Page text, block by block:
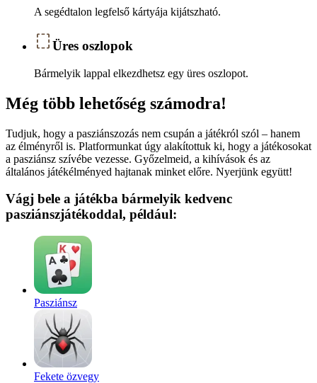
A segédtalon legfelső kártyája kijátszható.
Üres oszlopok
Bármelyik lappal elkezdhetsz egy üres oszlopot.
Még több lehetőség számodra!
Tudjuk, hogy a pasziánszozás nem csupán a játékról szól – hanem
az élményről is. Platformunkat úgy alakítottuk ki, hogy a játékosokat
a pasziánsz szívébe vezesse. Győzelmeid, a kihívások és az
általános játékélményed hajtanak minket előre. Nyerjünk együtt!
Vágj bele a játékba bármelyik kedvenc
pasziánszjátékoddal, például:
Pasziánsz
Fekete özvegy